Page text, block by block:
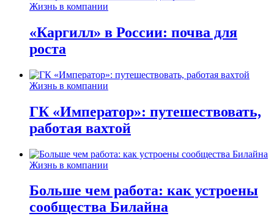
Жизнь в компании
«Каргилл» в России: почва для
роста
Жизнь в компании
ГК «Император»: путешествовать,
работая вахтой
Жизнь в компании
Больше чем работа: как устроены
сообщества Билайна